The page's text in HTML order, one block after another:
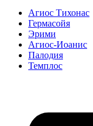
Агиос Тихонас
Гермасойя
Эрими
Агиос-Иоанис
Палодия
Темплос